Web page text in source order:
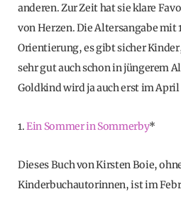
anderen. Zur Zeit hat sie klare
von Herzen. Die Altersangabe mit
Orientierung, es gibt sicher
sehr gut auch schon in jüngerem
Goldkind wird ja auch erst im April
1.Ein Sommer in Sommerby*
Dieses Buch von Kirsten Boie,
Kinderbuchautorinnen, ist im